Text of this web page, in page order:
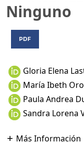
Ninguno
PDF
Gloria Elena
María Ibeth
Paula Andrea
Sandra Lorena
Más Información